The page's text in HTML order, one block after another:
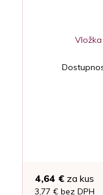
4,64 €za kus
3,77 € bez DPH